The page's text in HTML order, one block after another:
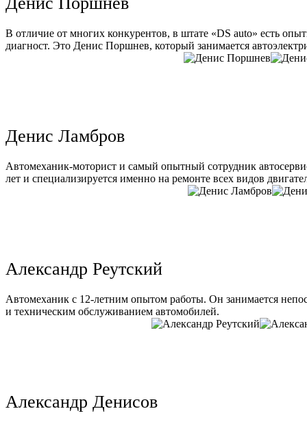
В отличие от многих конкурентов, в штате «DS auto» есть
диагност. Это Денис Поршнев, который занимается
Денис Ламбров
Автомеханик-моторист и самый опытный сотрудник
лет и специализируется именно на ремонте всех видов
Александр Реутский
Автомеханик с 12-летним опытом работы. Он занимается
и техническим обслуживанием автомобилей.
Александр Денисов